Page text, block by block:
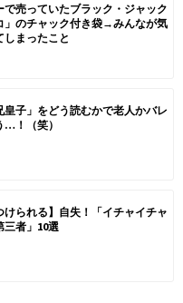
で売っていたブラック・ジャック
」のチャック付き袋→みんなが気
しまったこと
皇子」をどう読むかで老人かバレ
…！（笑）
けられる】自失！「イチャイチャ
三者」10選